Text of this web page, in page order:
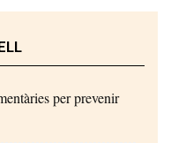
per prevenir